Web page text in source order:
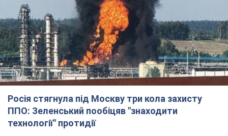
Росія стягнула під Москву три кола захисту
ППО: Зеленський пообіцяв "знаходити
технології" протидії